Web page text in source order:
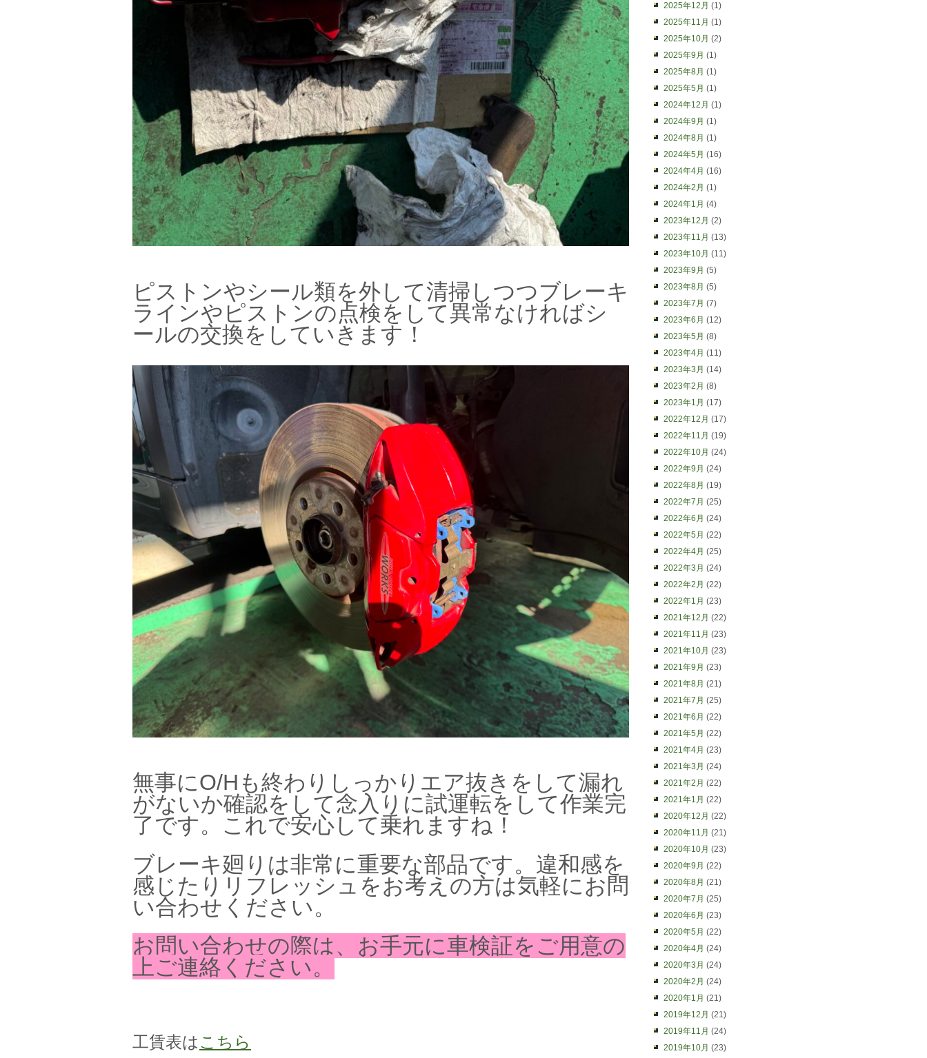
ピストンやシール類を外して清掃しつつブレーキ
ラインやピストンの点検をして異常なければシ
ールの交換をしていきます！
無事にO/Hも終わりしっかりエア抜きをして漏れ
がないか確認をして念入りに試運転をして作業完
了です。これで安心して乗れますね！
ブレーキ廻りは非常に重要な部品です。違和感を
感じたりリフレッシュをお考えの方は気軽にお問
い合わせください。
お問い合わせの際は、お手元に車検証をご用意の
上ご連絡ください。
工賃表は こちら
2025年12月 (1)
2025年11月 (1)
2025年10月 (2)
2025年9月 (1)
2025年8月 (1)
2025年5月 (1)
2024年12月 (1)
2024年9月 (1)
2024年8月 (1)
2024年5月 (16)
2024年4月 (16)
2024年2月 (1)
2024年1月 (4)
2023年12月 (2)
2023年11月 (13)
2023年10月 (11)
2023年9月 (5)
2023年8月 (5)
2023年7月 (7)
2023年6月 (12)
2023年5月 (8)
2023年4月 (11)
2023年3月 (14)
2023年2月 (8)
2023年1月 (17)
2022年12月 (17)
2022年11月 (19)
2022年10月 (24)
2022年9月 (24)
2022年8月 (19)
2022年7月 (25)
2022年6月 (24)
2022年5月 (22)
2022年4月 (25)
2022年3月 (24)
2022年2月 (22)
2022年1月 (23)
2021年12月 (22)
2021年11月 (23)
2021年10月 (23)
2021年9月 (23)
2021年8月 (21)
2021年7月 (25)
2021年6月 (22)
2021年5月 (22)
2021年4月 (23)
2021年3月 (24)
2021年2月 (22)
2021年1月 (22)
2020年12月 (22)
2020年11月 (21)
2020年10月 (23)
2020年9月 (22)
2020年8月 (21)
2020年7月 (25)
2020年6月 (23)
2020年5月 (22)
2020年4月 (24)
2020年3月 (24)
2020年2月 (24)
2020年1月 (21)
2019年12月 (21)
2019年11月 (24)
2019年10月 (23)